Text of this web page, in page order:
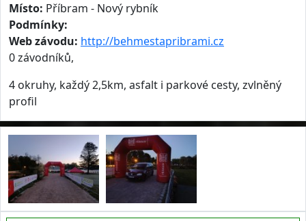
Místo: Příbram - Nový rybník
Podmínky:
Web závodu: http://behmestapribrami.cz
0 závodníků,
4 okruhy, každý 2,5km, asfalt i parkové cesty, zvlněný
profil